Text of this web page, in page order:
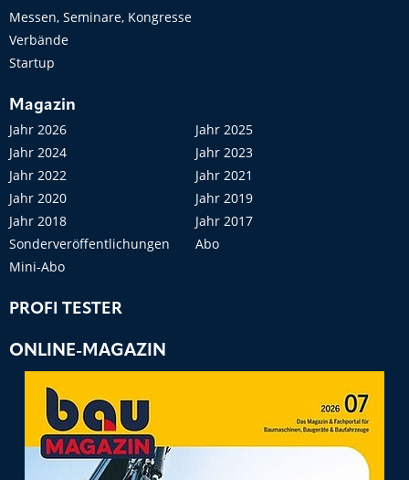
Messen, Seminare, Kongresse
Verbände
Startup
Magazin
Jahr 2026
Jahr 2025
Jahr 2024
Jahr 2023
Jahr 2022
Jahr 2021
Jahr 2020
Jahr 2019
Jahr 2018
Jahr 2017
Sonderveröffentlichungen
Abo
Mini-Abo
PROFI TESTER
ONLINE-MAGAZIN